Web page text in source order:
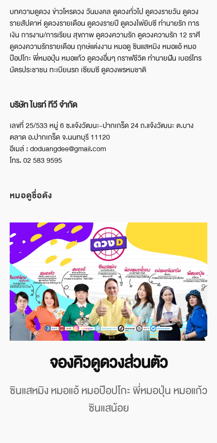
บทความดูดวง ข่าวโหรดวง วันมงคล ดูดวงทั่วไป ดูดวงรายวัน ดูดวง
รายสัปดาห์ ดูดวงรายเดือน ดูดวงรายปี ดูดวงไพ่ยิบซี ทำนายรัก การ
เงิน การงาน/การเรียน สุขภาพ ดูดวงความรัก ดูดวงความรัก 12 ราศี
ดูดวงความรักรายเดือน ฤกษ์แต่งงาน หมอดู ซินแสหมิง หมอแอ้ หมอ
ป๊อปโกะ พี่หมอปุ่น หมอแก้ว ดูดวงอื่นๆ กราฟชีวิต ทำนายฝัน เบอร์โทร
บัตรประชาชน ทะเบียนรถ เซียมซี ดูดวงพรหมชาติ
บริษัท ไบรท์ ทีวี จำกัด
เลขที่ 25/533 หมู่ 6 ซ.แจ้งวัฒนะ-ปากเกร็ด 24 ถ.แจ้งวัฒนะ ต.บาง
ตลาด อ.ปากเกร็ด จ.นนทบุรี 11120
อีเมล์ : doduangdee@gmail.com
โทร. 02 583 9595
หมอดูชื่อดัง
จองคิวดูดวงส่วนตัว
ซินแสหมิง หมอแอ้ หมอป๊อปโกะ พี่หมอปุ่น หมอแก้ว
ซินแสน้อย